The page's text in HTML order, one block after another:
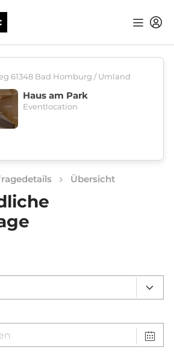
61348 Bad Homburg / Umland
Haus am Park
Eventlocation
Übersicht